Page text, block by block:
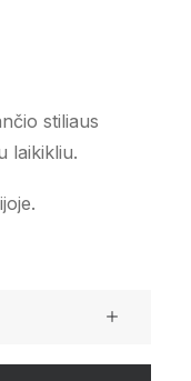
stiliaus
laikikliu.